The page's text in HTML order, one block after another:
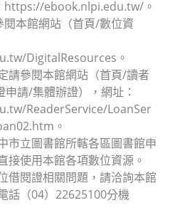
https://ebook.nlpi.edu.tw/。
本館網站（首頁/數位資
DigitalResources。
請參閱本館網站（首頁/讀者
請/集體辦證），網址：
ReaderService/LoanSer
。
市立圖書館所轄各區圖書館申
接使用本館各項數位資源。
借閱證相關問題，請洽詢本館
話（04）22625100分機